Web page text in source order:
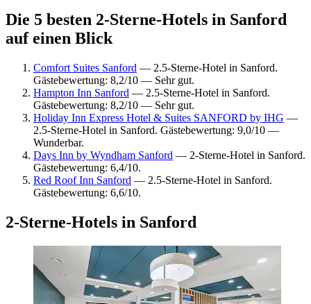
Die 5 besten 2-Sterne-Hotels in Sanford
auf einen Blick
Comfort Suites Sanford — 2.5-Sterne-Hotel in Sanford.
Gästebewertung: 8,2/10 — Sehr gut.
Hampton Inn Sanford — 2.5-Sterne-Hotel in Sanford.
Gästebewertung: 8,2/10 — Sehr gut.
Holiday Inn Express Hotel & Suites SANFORD by IHG —
2.5-Sterne-Hotel in Sanford. Gästebewertung: 9,0/10 —
Wunderbar.
Days Inn by Wyndham Sanford — 2-Sterne-Hotel in Sanford.
Gästebewertung: 6,4/10.
Red Roof Inn Sanford — 2.5-Sterne-Hotel in Sanford.
Gästebewertung: 6,6/10.
2-Sterne-Hotels in Sanford